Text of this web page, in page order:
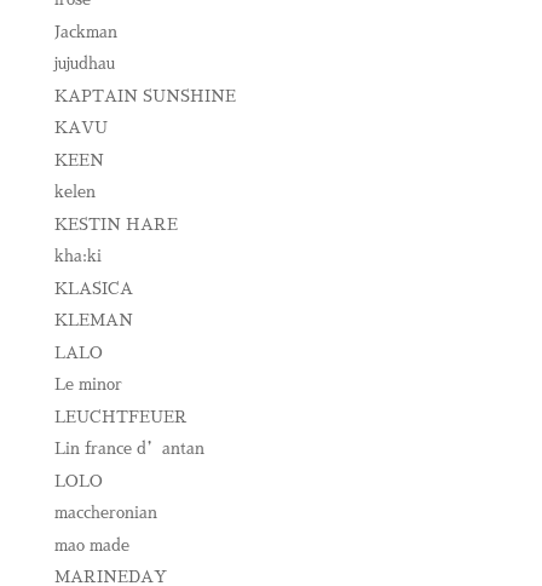
Jackman
jujudhau
KAPTAIN SUNSHINE
KAVU
KEEN
kelen
KESTIN HARE
kha:ki
KLASICA
KLEMAN
LALO
Le minor
LEUCHTFEUER
Lin france d’antan
LOLO
maccheronian
mao made
MARINEDAY